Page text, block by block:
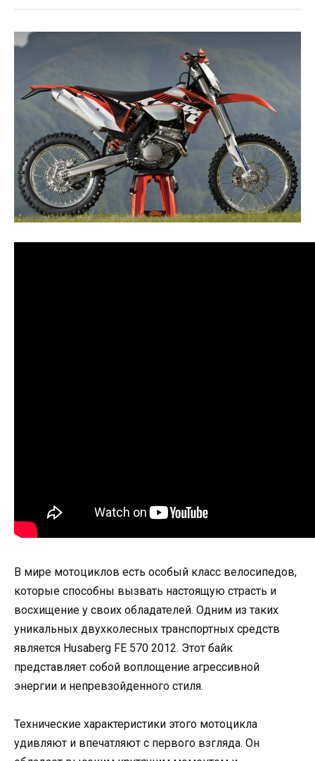
В мире мотоциклов есть особый класс велосипедов,
которые способны вызвать настоящую страсть и
восхищение у своих обладателей. Одним из таких
уникальных двухколесных транспортных средств
является Husaberg FE 570 2012. Этот байк
представляет собой воплощение агрессивной
энергии и непревзойденного стиля.
Технические характеристики этого мотоцикла
удивляют и впечатляют с первого взгляда. Он